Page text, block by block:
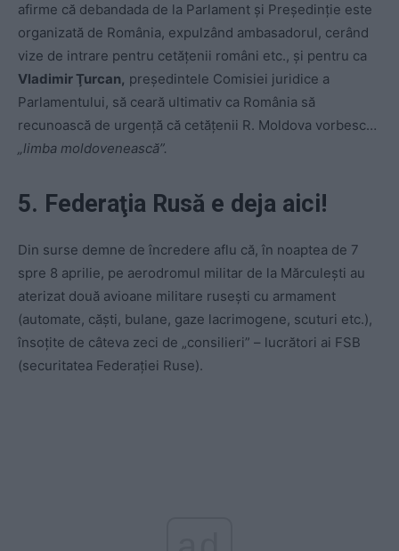
afirme că debandada de la Parlament şi Preşedinţie este
organizată de România, expulzând ambasadorul, cerând
vize de intrare pentru cetăţenii români etc., şi pentru ca
Vladimir Ţurcan, preşedintele Comisiei juridice a
Parlamentului, să ceară ultimativ ca România să
recunoască de urgenţă că cetăţenii R. Moldova vorbesc…
„limba moldovenească”.
5. Federaţia Rusă e deja aici!
Din surse demne de încredere aflu că, în noaptea de 7
spre 8 aprilie, pe aerodromul militar de la Mărculeşti au
aterizat două avioane militare ruseşti cu armament
(automate, căşti, bulane, gaze lacrimogene, scuturi etc.),
însoţite de câteva zeci de „consilieri” – lucrători ai FSB
(securitatea Federaţiei Ruse).